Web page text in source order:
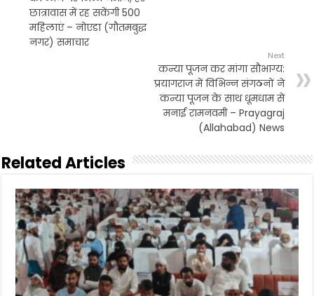
छात्रावास में रह सकेंगी 500
महिलाएं – नोएडा (गौतमबुद्ध
नगर) समाचार
Next
कन्या पूजन कर मांगा सौभाग्य:
प्रयागराज में विभिन्न संगठनों ने
कन्या पूजन के साथ धूमधाम से
मनाई रामनवमी – Prayagraj
(Allahabad) News
Related Articles